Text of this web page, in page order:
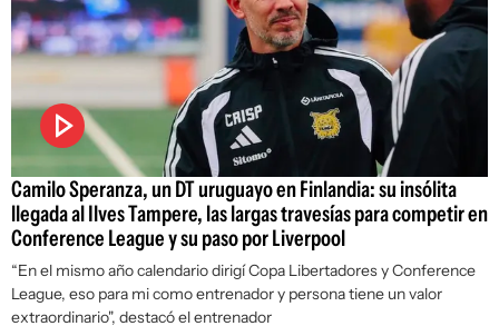
Camilo Speranza, un DT uruguayo en Finlandia: su insólita
llegada al Ilves Tampere, las largas travesías para competir en
Conference League y su paso por Liverpool
“En el mismo año calendario dirigí Copa Libertadores y Conference
League, eso para mi como entrenador y persona tiene un valor
extraordinario", destacó el entrenador